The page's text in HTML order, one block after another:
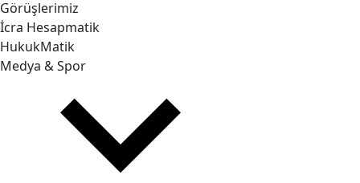
Görüşlerimiz
İcra Hesapmatik
HukukMatik
Medya & Spor